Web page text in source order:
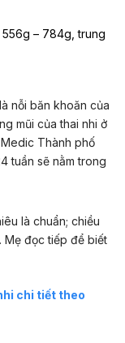
556g – 784g, trung
nỗi băn khoăn của
mũi của thai nhi ở
Thành phố
tuần sẽ nằm trong
là chuẩn; chiều
Mẹ đọc tiếp để biết
chi tiết theo